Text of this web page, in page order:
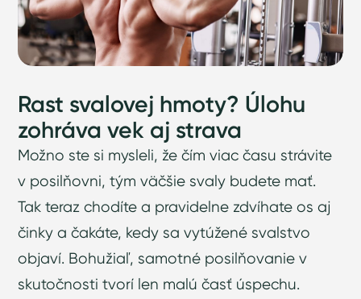
Rast svalovej hmoty? Úlohu
zohráva vek aj strava
Možno ste si mysleli, že čím viac času strávite
v posilňovni, tým väčšie svaly budete mať.
Tak teraz chodíte a pravidelne zdvíhate os aj
činky a čakáte, kedy sa vytúžené svalstvo
objaví. Bohužiaľ, samotné posilňovanie v
skutočnosti tvorí len malú časť úspechu.